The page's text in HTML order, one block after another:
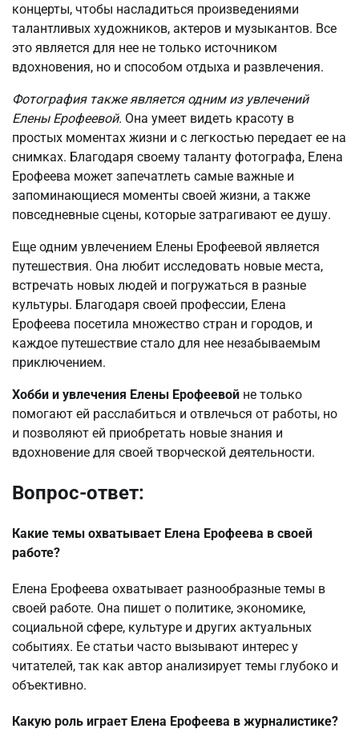
концерты, чтобы насладиться произведениями
талантливых художников, актеров и музыкантов. Все
это является для нее не только источником
вдохновения, но и способом отдыха и развлечения.
Фотография также является одним из увлечений
Елены Ерофеевой. Она умеет видеть красоту в
простых моментах жизни и с легкостью передает ее на
снимках. Благодаря своему таланту фотографа, Елена
Ерофеева может запечатлеть самые важные и
запоминающиеся моменты своей жизни, а также
повседневные сцены, которые затрагивают ее душу.
Еще одним увлечением Елены Ерофеевой является
путешествия. Она любит исследовать новые места,
встречать новых людей и погружаться в разные
культуры. Благодаря своей профессии, Елена
Ерофеева посетила множество стран и городов, и
каждое путешествие стало для нее незабываемым
приключением.
Хобби и увлечения Елены Ерофеевой не только
помогают ей расслабиться и отвлечься от работы, но
и позволяют ей приобретать новые знания и
вдохновение для своей творческой деятельности.
Вопрос-ответ:
Какие темы охватывает Елена Ерофеева в своей
работе?
Елена Ерофеева охватывает разнообразные темы в
своей работе. Она пишет о политике, экономике,
социальной сфере, культуре и других актуальных
событиях. Ее статьи часто вызывают интерес у
читателей, так как автор анализирует темы глубоко и
объективно.
Какую роль играет Елена Ерофеева в журналистике?